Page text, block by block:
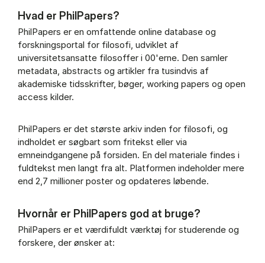
Hvad er PhilPapers?
PhilPapers er en omfattende online database og
forskningsportal for filosofi, udviklet af
universitetsansatte filosoffer i 00'erne. Den samler
metadata, abstracts og artikler fra tusindvis af
akademiske tidsskrifter, bøger, working papers og open
access kilder.
PhilPapers er det største arkiv inden for filosofi, og
indholdet er søgbart som fritekst eller via
emneindgangene på forsiden. En del materiale findes i
fuldtekst men langt fra alt. Platformen indeholder mere
end 2,7 millioner poster og opdateres løbende.
Hvornår er PhilPapers god at bruge?
PhilPapers er et værdifuldt værktøj for studerende og
forskere, der ønsker at: